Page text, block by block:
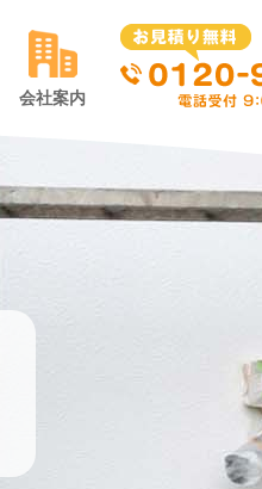
会社案内